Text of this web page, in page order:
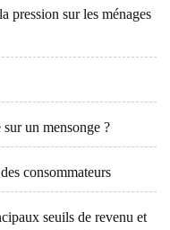
pression sur les ménages
un mensonge ?
consommateurs
seuils de revenu et